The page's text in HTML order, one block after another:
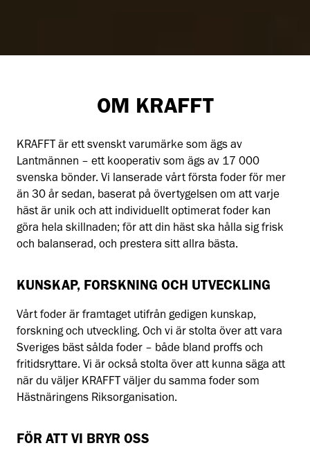
OM KRAFFT
KRAFFT är ett svenskt varumärke som ägs av
Lantmännen – ett kooperativ som ägs av 17 000
svenska bönder. Vi lanserade vårt första foder för mer
än 30 år sedan, baserat på övertygelsen om att varje
häst är unik och att individuellt optimerat foder kan
göra hela skillnaden; för att din häst ska hålla sig frisk
och balanserad, och prestera sitt allra bästa.
KUNSKAP, FORSKNING OCH UTVECKLING
Vårt foder är framtaget utifrån gedigen kunskap,
forskning och utveckling. Och vi är stolta över att vara
Sveriges bäst sålda foder – både bland proffs och
fritidsryttare. Vi är också stolta över att kunna säga att
när du väljer KRAFFT väljer du samma foder som
Hästnäringens Riksorganisation.
FÖR ATT VI BRYR OSS